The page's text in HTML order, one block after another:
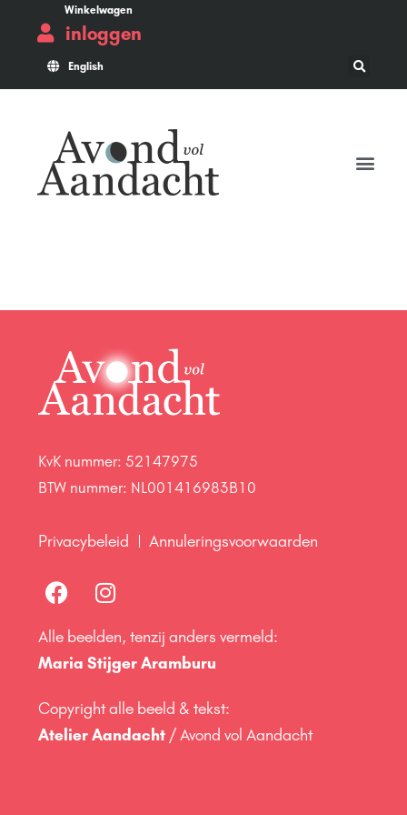
Winkelwagen
inloggen
English
KvK nummer: 52147975
BTW nummer: NL001416983B10
Privacybeleid Annuleringsvoorwaarden
Alle beelden, tenzij anders vermeld:
Maria Stijger Aramburu
Copyright alle beeld & tekst:
Atelier Aandacht / Avond vol Aandacht